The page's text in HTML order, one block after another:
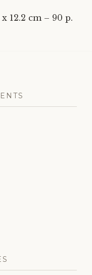
12.2 cm – 90 p.